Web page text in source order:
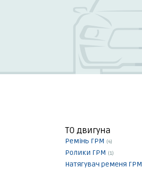
ТО двигуна
Ремінь ГРМ (4)
Ролики ГРМ (1)
Натягувач ременя ГРМ